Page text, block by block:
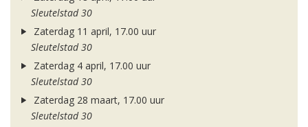
Sleutelstad 30
Zaterdag 11 april, 17.00 uur
Sleutelstad 30
Zaterdag 4 april, 17.00 uur
Sleutelstad 30
Zaterdag 28 maart, 17.00 uur
Sleutelstad 30